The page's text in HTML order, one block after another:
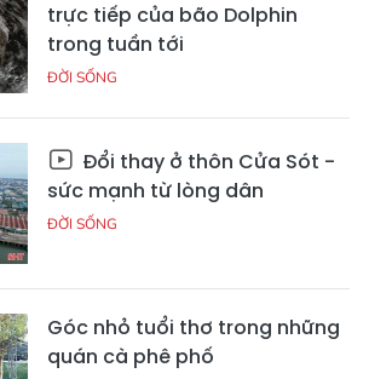
trực tiếp của bão Dolphin
trong tuần tới
ĐỜI SỐNG
Đổi thay ở thôn Cửa Sót -
sức mạnh từ lòng dân
ĐỜI SỐNG
Góc nhỏ tuổi thơ trong những
quán cà phê phố